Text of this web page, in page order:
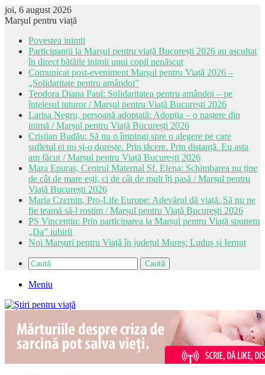
joi, 6 august 2026
Marșul pentru viață
Povestea inimii
Participanții la Marșul pentru viață București 2026 au ascultat
în direct bătăile inimii unui copil nenăscut
Comunicat post-eveniment Marșul pentru Viață 2026 –
„Solidaritate pentru amândoi”
Teodora Diana Paul: Solidaritatea pentru amândoi – pe
înțelesul tuturor / Marșul pentru Viață București 2026
Larisa Negru, persoană adoptată: Adopția – o naștere din
inimă / Marșul pentru Viață București 2026
Cristian Budău: Să nu o împingi spre o alegere pe care
sufletul ei nu și-o dorește. Prin tăcere. Prin distanță. Eu asta
am făcut / Marșul pentru Viață București 2026
Mara Epuraș, Centrul Maternal Sf. Elena: Schimbarea nu ține
de cât de mare ești, ci de cât de mult îți pasă / Marșul pentru
Viață București 2026
Maria Czernin, Pro-Life Europe: Adevărul dă viață. Să nu ne
fie teamă să-l rostim / Marșul pentru Viață București 2026
PS Vincențiu: Prin participarea la Marșul pentru Viață spunem
„Da” iubirii
Noi Marșuri pentru Viață în județul Mureș: Luduș și Iernut
Caută
Meniu